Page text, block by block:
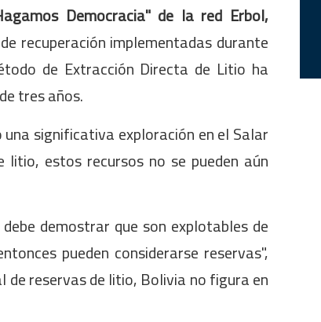
Democracia" de la red Erbol,
recuperación implementadas durante
de Extracción Directa de Litio ha
tres años.
significativa exploración en el Salar
litio, estos recursos no se pueden aún
demostrar que son explotables de
pueden considerarse reservas",
de reservas de litio, Bolivia no figura en